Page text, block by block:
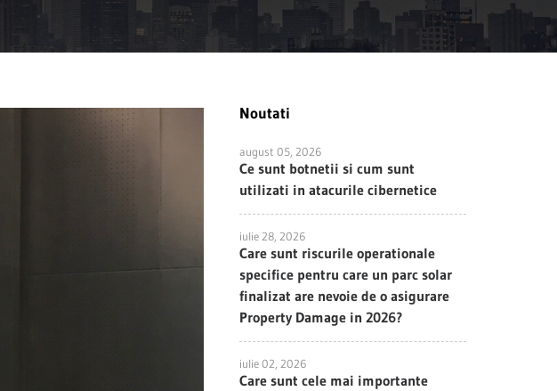
Noutati
august 05, 2026
Ce sunt botnetii si cum sunt
utilizati in atacurile cibernetice
iulie 28, 2026
Care sunt riscurile operationale
specifice pentru care un parc solar
finalizat are nevoie de o asigurare
Property Damage in 2026?
iulie 02, 2026
Care sunt cele mai importante